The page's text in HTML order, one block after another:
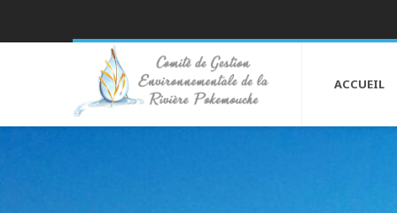
ACCUEIL